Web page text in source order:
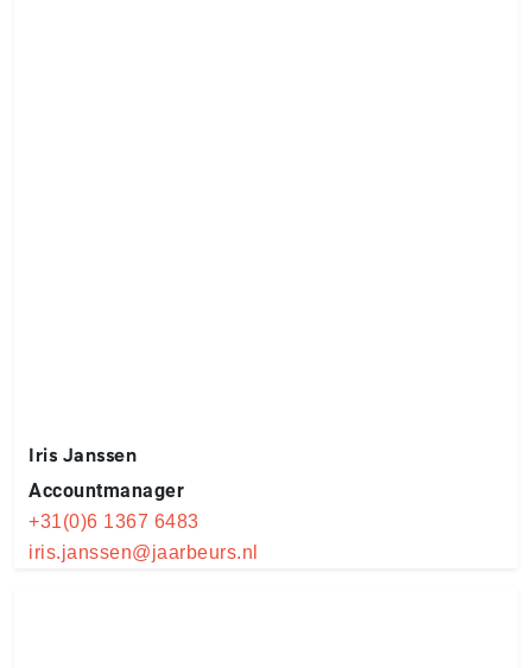
Iris Janssen
Accountmanager
+31(0)6 1367 6483
iris.janssen@jaarbeurs.nl